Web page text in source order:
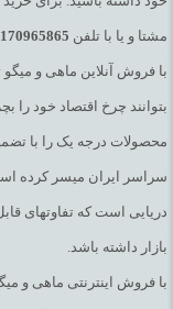
مشتا و یا با تلفن
با فروش آنلاین ماهی و
بتوانند چرخ اقتصاد خود را
محصولات درجه یک را با
سراسر ایران میسر کرده
دریایی است که تفاوتهای
بازار داشته باشد.
با فروش اینترنتی ماهی و